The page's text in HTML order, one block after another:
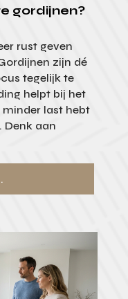
gordijnen?
rust geven
zijn dé
tegelijk te
helpt bij het
last hebt
Denk aan